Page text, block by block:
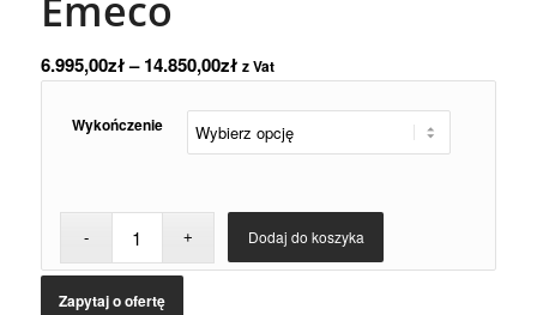
6.995,00zł–14.850,00zł z Vat
Wykończenie
Dodaj do koszyka